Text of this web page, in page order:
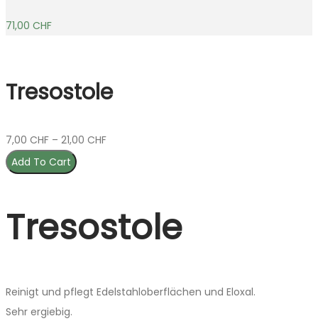
71,00 CHF
Tresostole
7,00 CHF – 21,00 CHF
Add To Cart
Tresostole
Reinigt und pflegt Edelstahloberflächen und Eloxal.
Sehr ergiebig.